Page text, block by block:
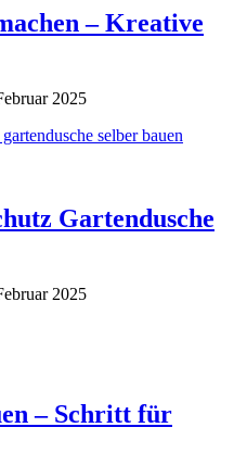
– Kreative
2025
Gartendusche
2025
– Schritt für